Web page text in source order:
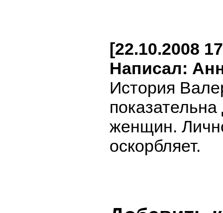
[22.10.2008
Написал:
История
показательна
женщин.
оскорбляет.